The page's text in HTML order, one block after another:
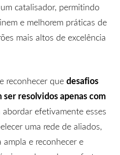
catalisador, permitindo
e melhorem práticas de
mais altos de excelência
reconhecer que desafios
resolvidos apenas com
abordar efetivamente esses
uma rede de aliados,
e reconhecer e